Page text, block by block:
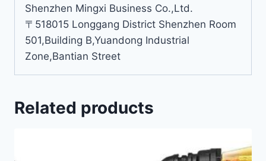
Shenzhen Mingxi Business Co.,Ltd.
〒518015 Longgang District Shenzhen Room
501,Building B,Yuandong Industrial
Zone,Bantian Street
Related products